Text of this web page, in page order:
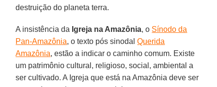
destruição do planeta terra.
A insistência da Igreja na Amazônia, o Sínodo da
Pan-Amazônia, o texto pós sinodalQuerida
Amazônia, estão a indicar o caminho comum. Existe
um patrimônio cultural, religioso, social, ambiental a
ser cultivado. A Igreja que está na Amazônia deve ser